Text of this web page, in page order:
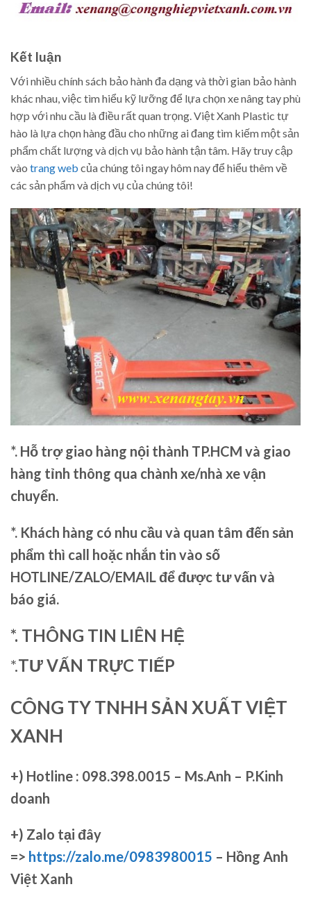
Kết luận
Với nhiều chính sách bảo hành đa dạng và thời gian bảo hành
khác nhau, việc tìm hiểu kỹ lưỡng để lựa chọn xe nâng tay phù
hợp với nhu cầu là điều rất quan trọng. Việt Xanh Plastic tự
hào là lựa chọn hàng đầu cho những ai đang tìm kiếm một sản
phẩm chất lượng và dịch vụ bảo hành tận tâm. Hãy truy cập
vào trang web của chúng tôi ngay hôm nay để hiểu thêm về
các sản phẩm và dịch vụ của chúng tôi!
*. Hỗ trợ giao hàng nội thành TP.HCM và giao
hàng tỉnh thông qua chành xe/nhà xe vận
chuyển.
*. Khách hàng có nhu cầu và quan tâm đến sản
phẩm thì call hoặc nhắn tin vào số
HOTLINE/ZALO/EMAIL để được tư vấn và
báo giá.
*. THÔNG TIN LIÊN HỆ
*.TƯ VẤN TRỰC TIẾP
CÔNG TY TNHH SẢN XUẤT VIỆT
XANH
+) Hotline : 098.398.0015 – Ms.Anh – P.Kinh
doanh
+) Zalo tại đây
=> https://zalo.me/0983980015 – Hồng Anh
Việt Xanh